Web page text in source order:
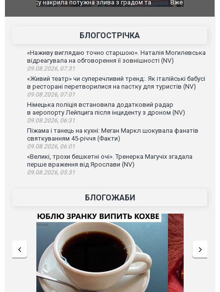
Вже вивели на тести: Ferrari готує оновлення
Вийшов
фільму
БЛОГОСТРІЧКА
«Наживу виглядаю точно старшою». Наталія Могилевська
відреагувала на обговорення її зовнішності (NV)
09.08.2026, 07:31
«Живий театр» чи суперечливий тренд:. Як італійські бабусі
в ресторані перетворилися на пастку для туристів (NV)
09.08.2026, 07:01
Німецька поліція встановила додатковий радар
в аеропорту Лейпцига після інциденту з дроном (NV)
09.08.2026, 06:31
Піжама і танець на кухні: Меган Маркл шокувала фанатів
святкуванням 45-річчя (Факти)
09.08.2026, 06:01
«Великі, трохи бешкетні очі». Тренерка Магучіх згадала
перше враження від Ярослави (NV)
09.08.2026, 05:31
БЛОГОЖАБИ